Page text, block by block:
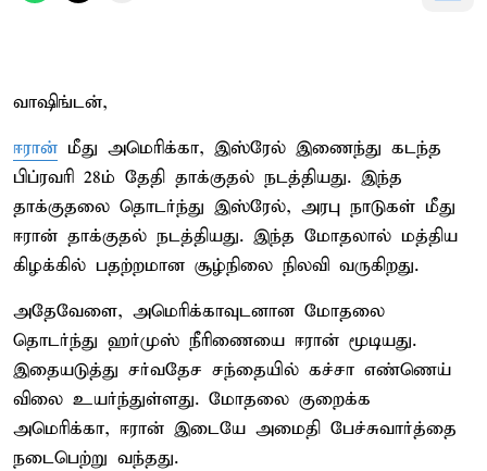
வாஷிங்டன்,
ஈரான் மீது அமெரிக்கா, இஸ்ரேல் இணைந்து கடந்த
பிப்ரவரி 28ம் தேதி தாக்குதல் நடத்தியது. இந்த
தாக்குதலை தொடர்ந்து இஸ்ரேல், அரபு நாடுகள் மீது
ஈரான் தாக்குதல் நடத்தியது. இந்த மோதலால் மத்திய
கிழக்கில் பதற்றமான சூழ்நிலை நிலவி வருகிறது.
அதேவேளை, அமெரிக்காவுடனான மோதலை
தொடர்ந்து ஹர்முஸ் நீரிணையை ஈரான் மூடியது.
இதையடுத்து சர்வதேச சந்தையில் கச்சா எண்ணெய்
விலை உயர்ந்துள்ளது. மோதலை குறைக்க
அமெரிக்கா, ஈரான் இடையே அமைதி பேச்சுவார்த்தை
நடைபெற்று வந்தது.